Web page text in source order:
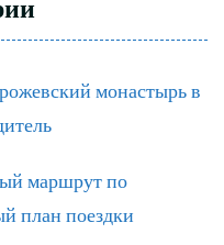
монастырь в
маршрут по
план поездки